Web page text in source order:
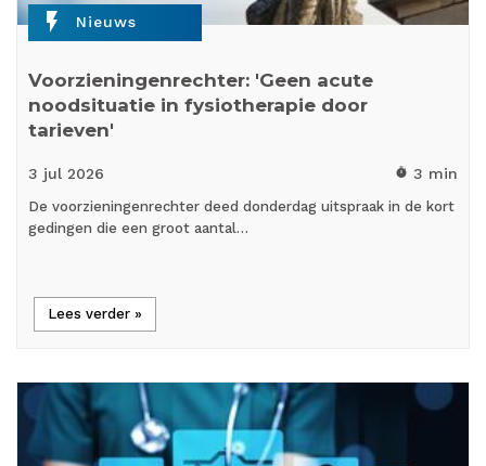
flash_on Nieuws
Voorzieningenrechter: 'Geen acute
noodsituatie in fysiotherapie door
tarieven'
3 jul 2026 timer 3 min
De voorzieningenrechter deed donderdag uitspraak in de kort
gedingen die een groot aantal…
Lees verder »